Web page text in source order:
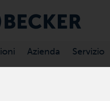
Azienda Servizio